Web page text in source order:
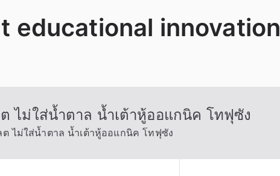
educational innovation
ไม่ใส่น้ำตาล น้ำเต้าหู้ออแกนิค โทฟุซัง
ไม่ใส่น้ำตาล น้ำเต้าหู้ออแกนิค โทฟุซัง